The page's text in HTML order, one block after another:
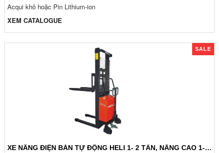
Acqui khô hoặc Pin Lithium-ion
XEM CATALOGUE
SALE
XE NÂNG ĐIỆN BÁN TỰ ĐỘNG HELI 1- 2 TẤN, NÂNG CAO 1-3 MÉT